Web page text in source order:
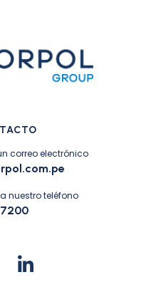
correo electrónico
nuestro teléfono